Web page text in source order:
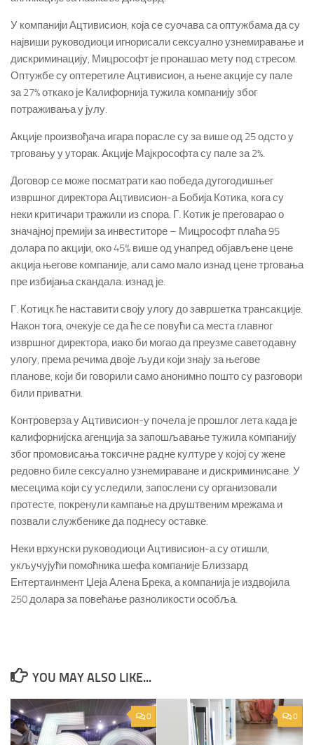
У компанији Ацтивисион, која се суочава са оптужбама да су
највиши руководиоци игнорисали сексуално узнемиравање и
дискриминацију, Мицрософт је пронашао мету под стресом.
Оптужбе су оптеретиле Ацтивисион, а њене акције су пале
за 27% откако је Калифорнија тужила компанију због
потраживања у јулу.
Акције произвођача игара порасле су за више од 25 одсто у
трговању у уторак. Акције Мајкрософта су пале за 2%.
Договор се може посматрати као победа дугогодишњег
извршног директора Ацтивисион-а Бобија Котика, кога су
неки критичари тражили из спора. Г. Котик је преговарао о
значајној премији за инвеститоре – Мицрософт плаћа 95
долара по акцији, око 45% више од унапред објављене цене
акција његове компаније, али само мало изнад цене трговања
пре избијања скандала. изнад је.
Г. Котицк ће наставити своју улогу до завршетка трансакције.
Након тога, очекује се да ће се повући са места главног
извршног директора, иако би могао да преузме саветодавну
улогу, према речима двоје људи који знају за његове
планове, који би говорили само анонимно пошто су разговори
били приватни.
Контроверза у Ацтивисион-у почела је прошлог лета када је
калифорнијска агенција за запошљавање тужила компанију
због промовисања токсичне радне културе у којој су жене
редовно биле сексуално узнемираване и дискриминисане. У
месецима који су уследили, запослени су организовали
протесте, покренули кампање на друштвеним мрежама и
позвали службенике да поднесу оставке.
Неки врхунски руководиоци Ацтивисион-а су отишли,
укључујући помоћника шефа компаније Близзард
Ентертаинмент Џеја Алена Брека, а компанија је издвојила
250 долара за повећање разноликости особља.
YOU MAY ALSO LIKE...
0 0